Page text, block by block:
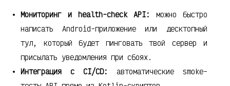
Мониторинг и health-check API: можно быстро
написать Android-приложение или десктопный
тул, который будет пинговать твой сервер и
присылать уведомления при сбоях.
Интеграция с CI/CD: автоматические smoke-